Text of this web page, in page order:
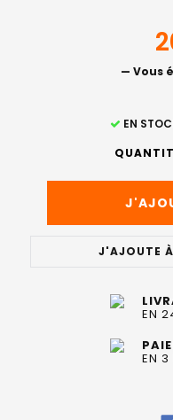
— Vous
EN
J'AJOUTE
EN
EN 3